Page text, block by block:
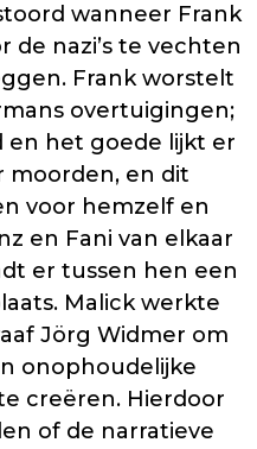
wanneer Frank
de nazi’s te vechten
Frank worstelt
overtuigingen;
en het goede lijkt er
moorden, en dit
voor hemzelf en
en Fani van elkaar
er tussen hen een
Malick werkte
Jörg Widmer om
onophoudelijke
creëren. Hierdoor
of de narratieve